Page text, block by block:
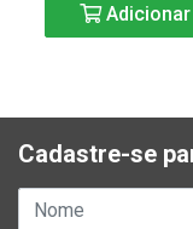
Adicionar
Cadastre-se